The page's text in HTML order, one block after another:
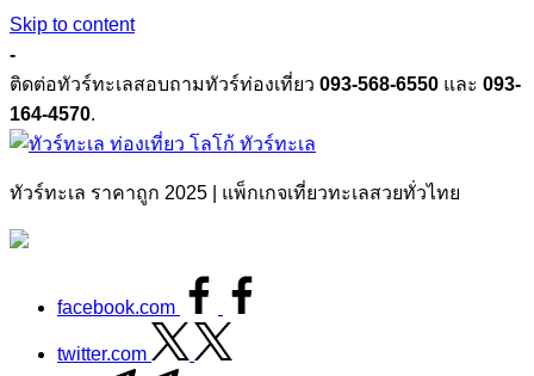
Skip to content
-
ติดต่อทัวร์ทะเลสอบถามทัวร์ท่องเที่ยว 093-568-6550 และ 093-
164-4570.
ทัวร์ทะเล
ทัวร์ทะเล ราคาถูก 2025 | แพ็กเกจเที่ยวทะเลสวยทั่วไทย
facebook.com
twitter.com